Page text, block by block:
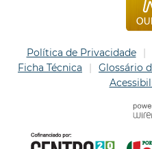
Política de Privacidade
Ficha Técnica
Glossário